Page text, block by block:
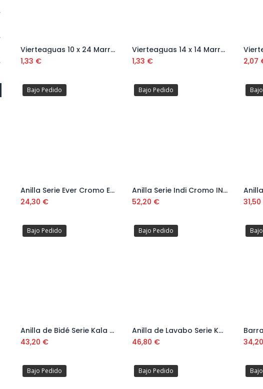
Añadir al carrito
Vierteaguas 10 x 24 Marron 95
1,33 €
Añadir al carrito
Vierteaguas 14 x 14 Marrón 95
1,33 €
2,07
Bajo Pedido
Añadir al carrito
Anilla Serie Ever Cromo EV-04
24,30 €
Bajo Pedido
Añadir al carrito
Anilla Serie Indi Cromo IN-04
52,20 €
31,50
Bajo Pedido
Añadir al carrito
Anilla de Bidé Serie Kala Cromo KA-05
43,20 €
Bajo Pedido
Añadir al carrito
Anilla de Lavabo Serie Kala Cromo KA-04
46,80 €
34,20
Bajo Pedido Bajo Pedido